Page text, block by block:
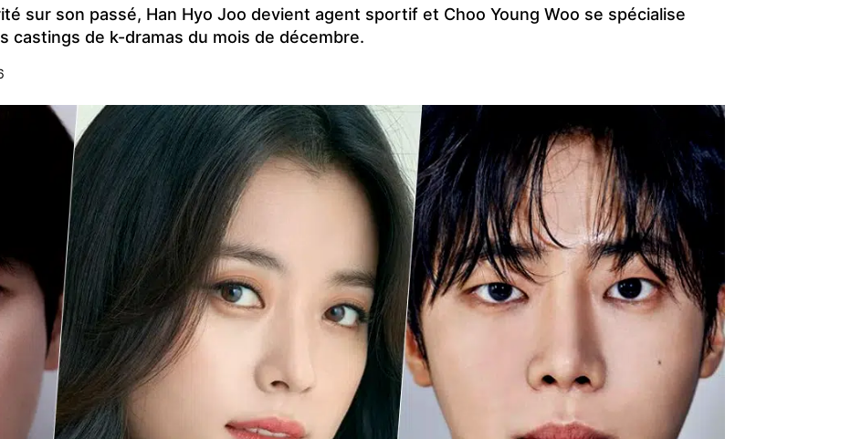
sur son passé, Han Hyo Joo devient agent sportif et Choo Young Woo se spécialise
castings de k-dramas du mois de décembre.